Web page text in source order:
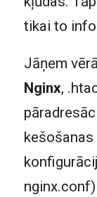
tikai to
Jāņem
Nginx,